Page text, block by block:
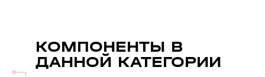
КОМПОНЕНТЫ В
ДАННОЙ КАТЕГОРИИ